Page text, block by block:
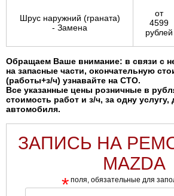
Шрус наружний (граната)
- Замена
от
4599
рублей
Обращаем Ваше внимание: в связи с
на запасные части, окончательную
(работы+з/ч) узнавайте на СТО.
Все указанные цены розничные в
стоимость работ и з/ч, за одну услугу,
автомобиля.
ЗАПИСЬ НА
MAZDA
* поля, обязательные для